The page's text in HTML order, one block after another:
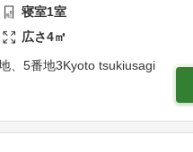
寝室1室
広さ4㎡
、5番地3Kyoto tsukiusagi